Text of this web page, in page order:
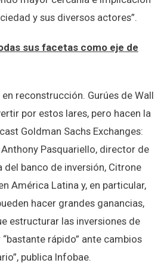
y sus diversos actores”.
sus facetas como eje de
reconstrucción. Gurúes de Wall
por estos lares, pero hacen la
Goldman Sachs Exchanges:
Pasquariello, director de
banco de inversión, Citrone
América Latina y, en particular,
hacer grandes ganancias,
estructurar las inversiones de
rápido” ante cambios
publica Infobae.